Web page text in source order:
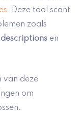
. Deze tool scant
zoals
en
van deze
om